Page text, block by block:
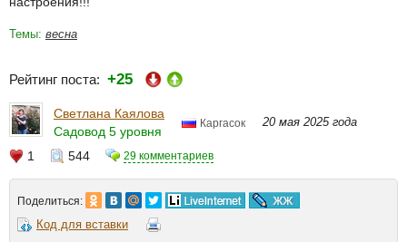
Темы: весна
Рейтинг поста: +25
Светлана Каялова
Садовод 5 уровня
Каргасок 20 мая 2025 года
1 544 29 комментариев
Поделиться:
Код для вставки